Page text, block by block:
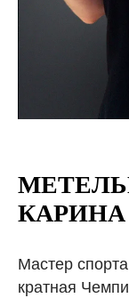
КАРИНА
Мастер
кратная